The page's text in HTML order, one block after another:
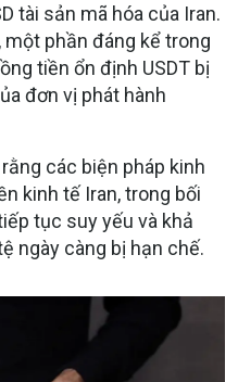
tài sản mã hóa của Iran.
một phần đáng kể trong
tiền ổn định USDT bị
đơn vị phát hành
các biện pháp kinh
kinh tế Iran, trong bối
tục suy yếu và khả
ngày càng bị hạn chế.